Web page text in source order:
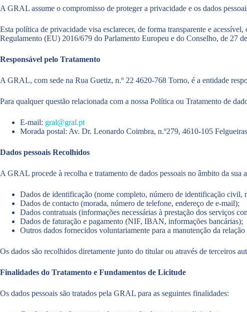
A GRAL assume o compromisso de proteger a privacidade e os dados
Esta política de privacidade visa esclarecer, de forma transparente e
Regulamento (EU) 2016/679 do Parlamento Europeu e do Conselho, de 27
Responsável pelo Tratamento
A GRAL, com sede na Rua Guetiz, n.º 22 4620-768 Torno, é a entidade
Para qualquer questão relacionada com a nossa Política ou Tratamento de
E-mail: gral@gral.pt
Morada postal: Av. Dr. Leonardo Coimbra, n.º279, 4610-105 Felgueiras
Dados pessoais Recolhidos
A GRAL procede à recolha e tratamento de dados pessoais no âmbito da sua
Dados de identificação (nome completo, número de identificação civil,
Dados de contacto (morada, número de telefone, endereço de e-mail);
Dados contratuais (informações necessárias à prestação dos serviços
Dados de faturação e pagamento (NIF, IBAN, informações bancárias);
Outros dados fornecidos voluntariamente para a manutenção da
Os dados são recolhidos diretamente junto do titular ou através de terceiros
Finalidades do Tratamento e Fundamentos de Licitude
Os dados pessoais são tratados pela GRAL para as seguintes finalidades: